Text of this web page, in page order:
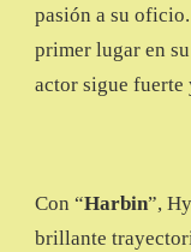
pasión a su oficio.
primer lugar en
actor sigue fuerte
Con “Harbin”,
brillante